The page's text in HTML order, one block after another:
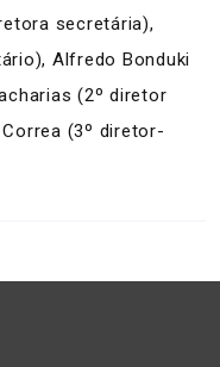
secretária),
Alfredo Bonduki
(2º diretor
(3º diretor-